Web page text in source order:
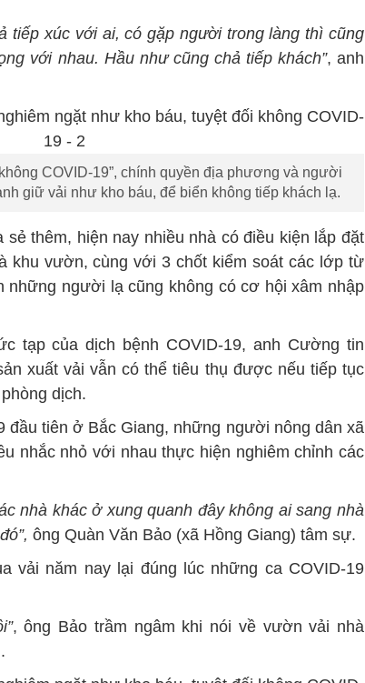
tiếp xúc với ai, có gặp người trong làng thì cũng
với nhau. Hầu như cũng chả tiếp khách”, anh
COVID-19”, chính quyền địa phương và người
giữ vải như kho báu, để biển không tiếp khách lạ.
thêm, hiện nay nhiều nhà có điều kiện lắp đặt
khu vườn, cùng với 3 chốt kiểm soát các lớp từ
những người lạ cũng không có cơ hội xâm nhập
tạp của dịch bệnh COVID-19, anh Cường tin
xuất vải vẫn có thể tiêu thụ được nếu tiếp tục
dịch.
đầu tiên ở Bắc Giang, những người nông dân xã
nhắc nhỏ với nhau thực hiện nghiêm chỉnh các
nhà khác ở xung quanh đây không ai sang nhà
ông Quàn Văn Bảo (xã Hồng Giang) tâm sự.
vải năm nay lại đúng lúc những ca COVID-19
, ông Bảo trầm ngâm khi nói về vườn vải nhà